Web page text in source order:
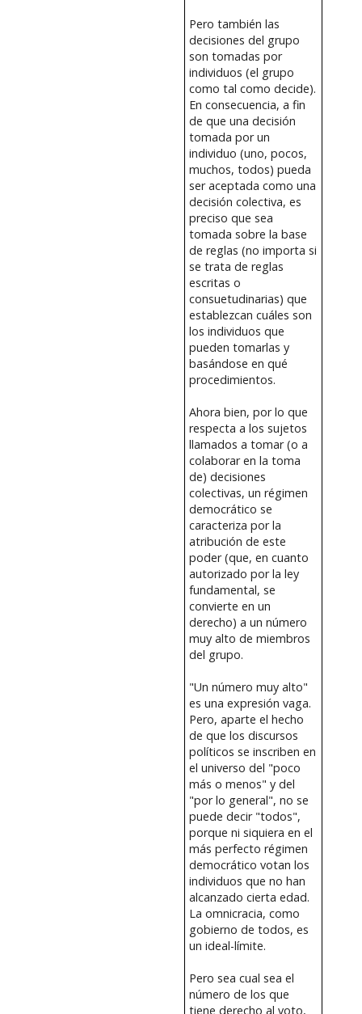
Pero también las
decisiones del grupo
son tomadas por
individuos (el grupo
como tal como decide).
En consecuencia, a fin
de que una decisión
tomada por un
individuo (uno, pocos,
muchos, todos) pueda
ser aceptada como una
decisión colectiva, es
preciso que sea
tomada sobre la base
de reglas (no importa si
se trata de reglas
escritas o
consuetudinarias) que
establezcan cuáles son
los individuos que
pueden tomarlas y
basándose en qué
procedimientos.
Ahora bien, por lo que
respecta a los sujetos
llamados a tomar (o a
colaborar en la toma
de) decisiones
colectivas, un régimen
democrático se
caracteriza por la
atribución de este
poder (que, en cuanto
autorizado por la ley
fundamental, se
convierte en un
derecho) a un número
muy alto de miembros
del grupo.
"Un número muy alto"
es una expresión vaga.
Pero, aparte el hecho
de que los discursos
políticos se inscriben en
el universo del "poco
más o menos" y del
"por lo general", no se
puede decir "todos",
porque ni siquiera en el
más perfecto régimen
democrático votan los
individuos que no han
alcanzado cierta edad.
La omnicracia, como
gobierno de todos, es
un ideal-límite.
Pero sea cual sea el
número de los que
tiene derecho al voto,